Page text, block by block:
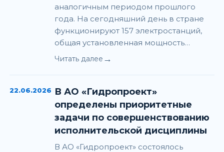
аналогичным периодом прошлого
года. На сегодняшний день в стране
функционируют 157 электростанций,
общая установленная мощность…
Читать далее →
22.06.2026 В АО «Гидропроект»
определены приоритетные
задачи по совершенствованию
исполнительской дисциплины
В АО «Гидропроект» состоялось